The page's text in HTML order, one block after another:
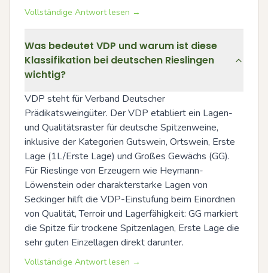
Vollständige Antwort lesen →
Was bedeutet VDP und warum ist diese
Klassifikation bei deutschen Rieslingen
wichtig?
VDP steht für Verband Deutscher
Prädikatsweingüter. Der VDP etabliert ein Lagen-
und Qualitätsraster für deutsche Spitzenweine,
inklusive der Kategorien Gutswein, Ortswein, Erste
Lage (1L/Erste Lage) und Großes Gewächs (GG).
Für Rieslinge von Erzeugern wie Heymann-
Löwenstein oder charakterstarke Lagen von
Seckinger hilft die VDP-Einstufung beim Einordnen
von Qualität, Terroir und Lagerfähigkeit: GG markiert
die Spitze für trockene Spitzenlagen, Erste Lage die
sehr guten Einzellagen direkt darunter.
Vollständige Antwort lesen →